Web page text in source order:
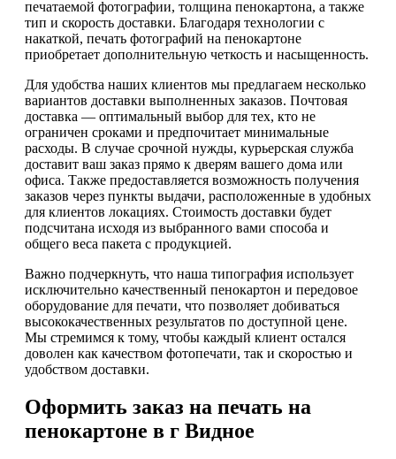
печатаемой фотографии, толщина пенокартона, а также
тип и скорость доставки. Благодаря технологии с
накаткой, печать фотографий на пенокартоне
приобретает дополнительную четкость и насыщенность.
Для удобства наших клиентов мы предлагаем несколько
вариантов доставки выполненных заказов. Почтовая
доставка — оптимальный выбор для тех, кто не
ограничен сроками и предпочитает минимальные
расходы. В случае срочной нужды, курьерская служба
доставит ваш заказ прямо к дверям вашего дома или
офиса. Также предоставляется возможность получения
заказов через пункты выдачи, расположенные в удобных
для клиентов локациях. Стоимость доставки будет
подсчитана исходя из выбранного вами способа и
общего веса пакета с продукцией.
Важно подчеркнуть, что наша типография использует
исключительно качественный пенокартон и передовое
оборудование для печати, что позволяет добиваться
высококачественных результатов по доступной цене.
Мы стремимся к тому, чтобы каждый клиент остался
доволен как качеством фотопечати, так и скоростью и
удобством доставки.
Оформить заказ на печать на
пенокартоне в г Видное